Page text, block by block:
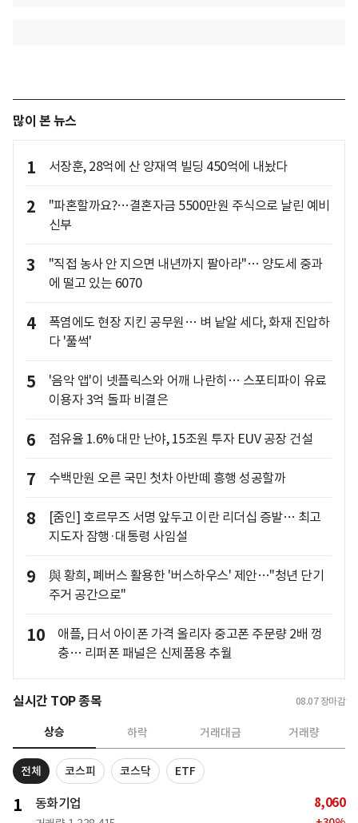
많이 본 뉴스
1 서장훈, 28억에 산 양재역 빌딩 450억에 내놨다
2
"파혼할까요?…결혼자금 5500만원 주식으로 날린 예비
신부
3
"직접 농사 안 지으면 내년까지 팔아라"… 양도세 중과
에 떨고 있는 6070
4
폭염에도 현장 지킨 공무원… 벼 낱알 세다, 화재 진압하
다 '풀썩'
5
'음악 앱'이 넷플릭스와 어깨 나란히… 스포티파이 유료
이용자 3억 돌파 비결은
6 점유율 1.6% 대만 난야, 15조원 투자 EUV 공장 건설
7 수백만원 오른 국민 첫차 아반떼 흥행 성공할까
8
[줌인] 호르무즈 서명 앞두고 이란 리더십 증발… 최고
지도자 잠행·대통령 사임설
9
與 황희, 폐버스 활용한 '버스하우스' 제안…"청년 단기
주거 공간으로"
10
애플, 日서 아이폰 가격 올리자 중고폰 주문량 2배 껑
충… 리퍼폰 패널은 신제품용 추월
실시간 TOP 종목 08.07 장마감
상승 하락 거래대금 거래량
전체 코스피 코스닥 ETF
1 동화기업 8,060